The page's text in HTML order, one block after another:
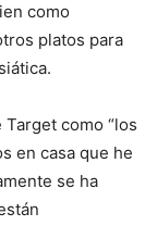
como
platos para
como “los
en casa que he
se ha